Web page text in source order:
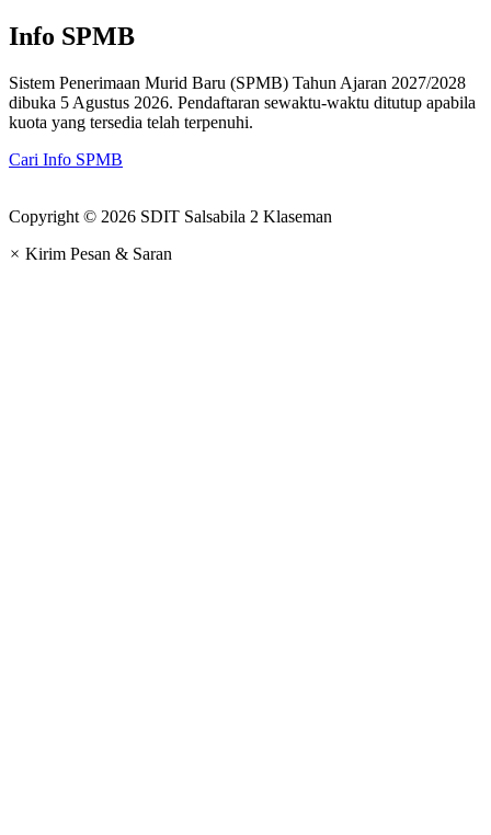
Info SPMB
Sistem Penerimaan Murid Baru (SPMB) Tahun Ajaran 2027/2028
dibuka 5 Agustus 2026. Pendaftaran sewaktu-waktu ditutup apabila
kuota yang tersedia telah terpenuhi.
Cari Info SPMB
Copyright © 2026 SDIT Salsabila 2 Klaseman
× Kirim Pesan & Saran